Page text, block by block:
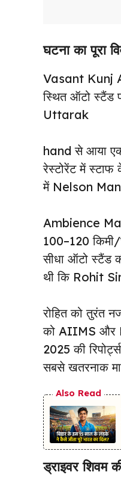
घटनाका पूरा
Vasant Kunj
स्थित ऑटो स्टैंड
Uttarak
hand से आया एक
रेस्टोरेंट में
में Nelson
Ambience
100–120
सीधा ऑटो स्टैंड
थी कि Rohit
रोहित को तुरंत
को AIIMS और
2025 की
सबसे खतरनाक
Also Read
ड्राइवर